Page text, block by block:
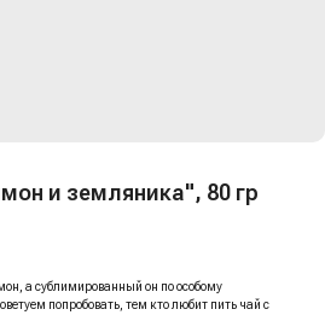
и земляника", 80 гр
а сублимированный он по особому
попробовать, тем кто любит пить чай с